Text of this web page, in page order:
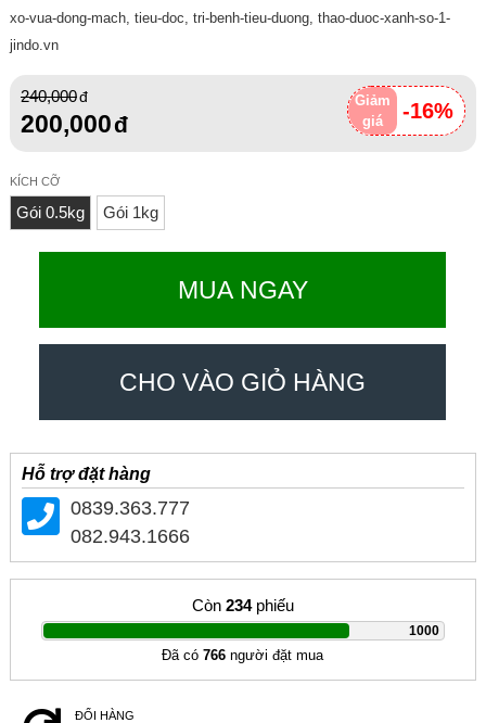
xo-vua-dong-mach, tieu-doc, tri-benh-tieu-duong, thao-duoc-xanh-so-1-
jindo.vn
Giảm
giá
-16%
240,000
200,000
KÍCH CỠ
Gói 0.5kg Gói 1kg
MUA NGAY
CHO VÀO GIỎ HÀNG
Hỗ trợ đặt hàng
0839.363.777
082.943.1666
Còn 234phiếu
1000
|
Đã có766 người đặt mua
ĐỔI HÀNG